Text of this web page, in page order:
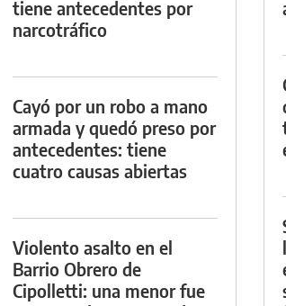
tiene antecedentes por
narcotráfico
Cayó por un robo a mano
armada y quedó preso por
antecedentes: tiene
cuatro causas abiertas
Violento asalto en el
Barrio Obrero de
Cipolletti: una menor fue